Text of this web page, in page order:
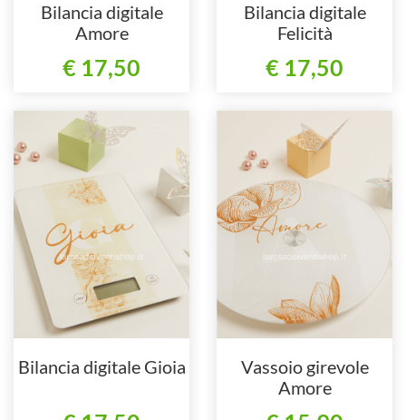
Bilancia digitale
Amore
€ 17,50
Bilancia digitale
Felicità
€ 17,50
Bilancia digitale Gioia
Vassoio girevole
Amore